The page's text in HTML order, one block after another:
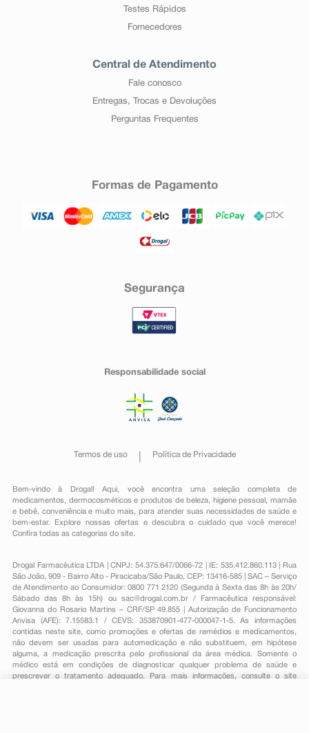
Testes Rápidos
Fornecedores
Central de Atendimento
Fale conosco
Entregas, Trocas e Devoluções
Perguntas Frequentes
Formas de Pagamento
Segurança
Responsabilidade social
Termos de uso Política de Privacidade
Bem-vindo à Drogal! Aqui, você encontra uma seleção completa de
medicamentos , dermocosméticos e produtos de beleza, higiene pessoal ,mamãe
e bebê, conveniênciae muito mais, para atender suas necessidades de saúde e
bem-estar. Explore nossas ofertas e descubra o cuidado que você merece!
Confira todas as categorias do site.
Drogal Farmacêutica LTDA | CNPJ: 54.375.647/0066-72 | IE: 535.412.860.113 | Rua
São João, 909 - Bairro Alto - Piracicaba/São Paulo, CEP: 13416-585 | SAC – Serviço
de Atendimento ao Consumidor: 0800 771 2120 (Segunda à Sexta das 8h às 20h/
Sábado das 8h às 15h) ou sac@drogal.com.br/ Farmacêutica responsável:
Giovanna do Rosario Martins – CRF/SP 49.855 | Autorização de Funcionamento
Anvisa (AFE): 7.15583.1 / CEVS: 353870901-477-000047-1-5. As informações
contidas neste site, como promoções e ofertas de remédios e medicamentos,
não devem ser usadas para automedicação e não substituem, em hipótese
alguma, a medicação prescrita pelo profissional da área médica. Somente o
médico está em condições de diagnosticar qualquer problema de saúde e
prescrever o tratamento adequado. Para mais informações, consulte o site